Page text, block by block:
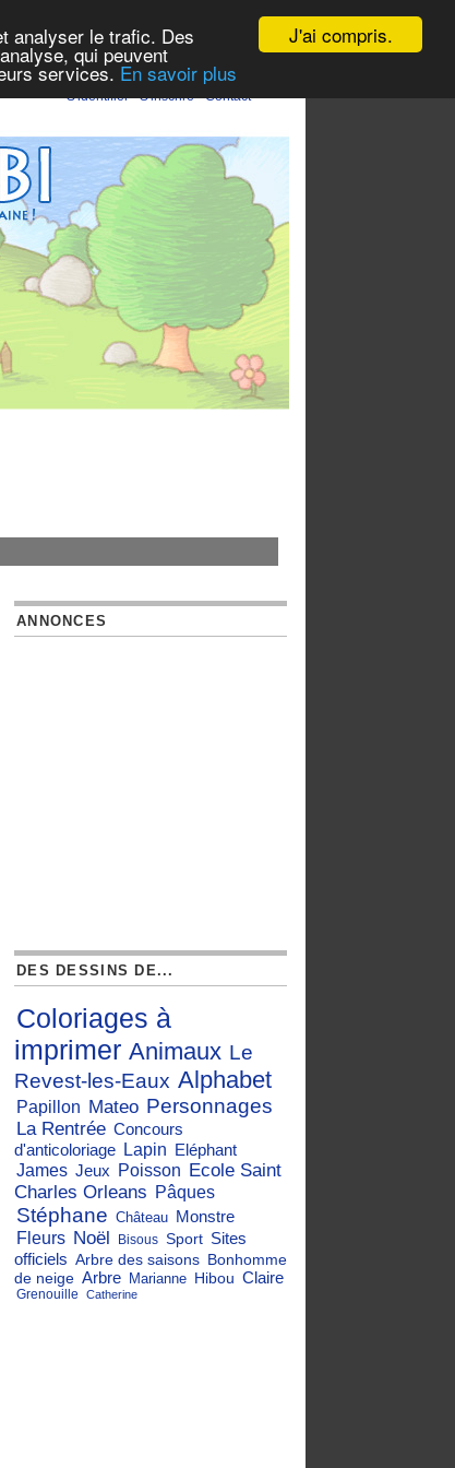
J'ai compris.
analyser le trafic. Des
qui peuvent
services. En savoir plus
S'identifier -S'inscrire -Contact
ANNONCES
DES DESSINS DE...
Coloriages à
imprimer Animaux Le
Revest-les-Eaux Alphabet
Papillon Mateo Personnages
La Rentrée Concours
d'anticoloriage Lapin Eléphant
James Jeux Poisson Ecole Saint
Charles Orleans Pâques
Stéphane Château Monstre
Fleurs Noël Bisous Sport Sites
officiels Arbre des saisons Bonhomme
de neige Arbre Marianne Hibou Claire
Grenouille Catherine